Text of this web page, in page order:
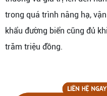
trong quá trình nâng hạ,
khẩu đường biển cũng đủ
trăm triệu đồng.